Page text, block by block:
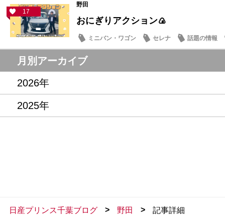
17
野田
おにぎりアクション🍙
ミニバン・ワゴン セレナ 話題の情報
月別アーカイブ
2026年
2025年
日産プリンス千葉ブログ > 野田 > 記事詳細